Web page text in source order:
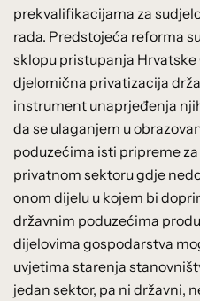
prekvalifikacijama za
rada. Predstojeća reforma
sklopu pristupanja Hrvatske
djelomična privatizacija
instrument unaprjeđenja
da se ulaganjem u
poduzećima isti pripreme
privatnom sektoru gdje
onom dijelu u kojem bi
državnim poduzećima
dijelovima gospodarstva
uvjetima starenja
jedan sektor, pa ni državni,